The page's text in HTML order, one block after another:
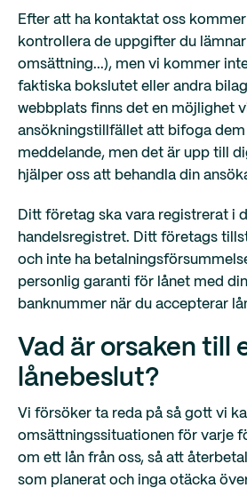
Efter att ha kontaktat oss
kontrollera de uppgifter du
omsättning...), men vi kommer
faktiska bokslutet eller andra
webbplats finns det en möjlighet
ansökningstillfället att bifoga
meddelande, men det är upp till
hjälper oss att behandla din
Ditt företag ska vara registrerat i
handelsregistret. Ditt företags
och inte ha
personlig garanti för lånet med
banknummer när du accepterar
Vad är orsaken till
lånebeslut?
Vi försöker ta reda på så gott vi
omsättningssituationen för varje
om ett lån från oss, så att
som planerat och inga otäcka